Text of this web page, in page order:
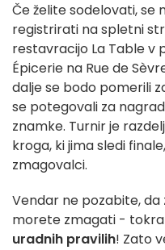
Če želite sodelovati,
registrirati na spletni
restavracijo La Table v
Épicerie na Rue de
dalje se bodo pomerili
se potegovali za
znamke. Turnir je
kroga, ki jima sledi
zmagovalci.
Vendar ne pozabite, da
morete zmagati -
uradnih pravilih! Zato